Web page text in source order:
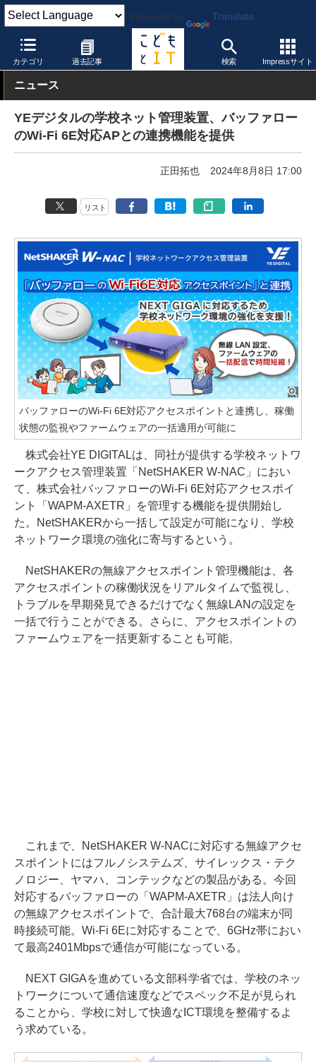
Powered by Translate
カテゴリ 過去記事 検索 Impressサイト
こどもとIT 製品・サービス
ニュース
YEデジタルの学校ネット管理装置、バッファロー
のWi-Fi 6E対応APとの連携機能を提供
正田拓也 2024年8月8日 17:00
リスト
バッファローのWi-Fi 6E対応アクセスポイントと連携し、稼働
状態の監視やファームウェアの一括適用が可能に
株式会社YE DIGITALは、同社が提供する学校ネットワ
ークアクセス管理装置「NetSHAKER W-NAC」におい
て、株式会社バッファローのWi-Fi 6E対応アクセスポイ
ント「WAPM-AXETR」を管理する機能を提供開始し
た。NetSHAKERから一括して設定が可能になり、学校
ネットワーク環境の強化に寄与するという。
NetSHAKERの無線アクセスポイント管理機能は、各
アクセスポイントの稼働状況をリアルタイムで監視し、
トラブルを早期発見できるだけでなく無線LANの設定を
一括で行うことができる。さらに、アクセスポイントの
ファームウェアを一括更新することも可能。
これまで、NetSHAKER W-NACに対応する無線アクセ
スポイントにはフルノシステムズ、サイレックス・テク
ノロジー、ヤマハ、コンテックなどの製品がある。今回
対応するバッファローの「WAPM-AXETR」は法人向け
の無線アクセスポイントで、合計最大768台の端末が同
時接続可能。Wi-Fi 6Eに対応することで、6GHz帯におい
て最高2401Mbpsで通信が可能になっている。
NEXT GIGAを進めている文部科学省では、学校のネッ
トワークについて通信速度などでスペック不足が見られ
ることから、学校に対して快適なICT環境を整備するよ
う求めている。